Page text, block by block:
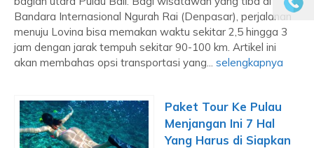
Bandara Internasional Ngurah Rai (Denpasar), perjalanan
menuju Lovina bisa memakan waktu sekitar 2,5 hingga 3
jam dengan jarak tempuh sekitar 90-100 km. Artikel ini
akan membahas opsi transportasi yang... selengkapnya
Paket Tour Ke Pulau
Menjangan Ini 7 Hal
Yang Harus di Siapkan